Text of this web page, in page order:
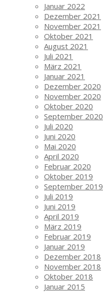
Januar 2022
Dezember 2021
November 2021
Oktober 2021
August 2021
Juli 2021
März 2021
Januar 2021
Dezember 2020
November 2020
Oktober 2020
September 2020
Juli 2020
Juni 2020
Mai 2020
April 2020
Februar 2020
Oktober 2019
September 2019
Juli 2019
Juni 2019
April 2019
März 2019
Februar 2019
Januar 2019
Dezember 2018
November 2018
Oktober 2018
Januar 2015